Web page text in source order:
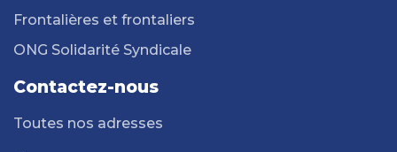
Frontalières et frontaliers
ONG Solidarité Syndicale
Contactez-nous
Toutes nos adresses